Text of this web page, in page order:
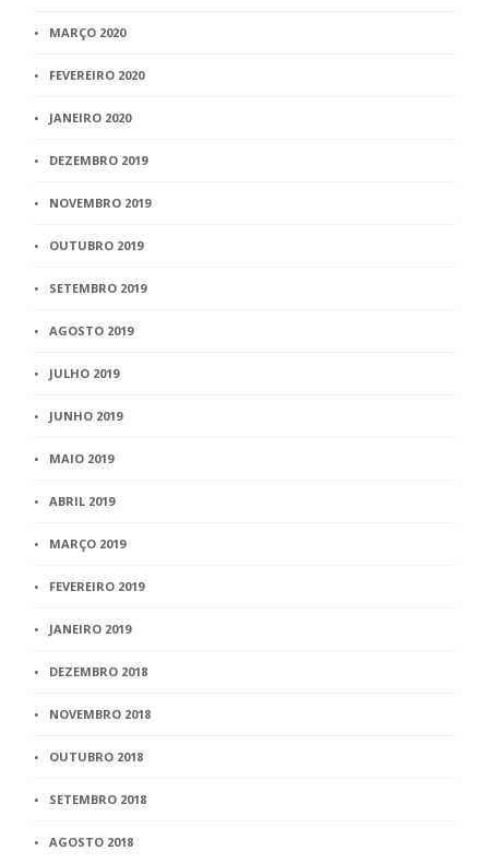
MARÇO 2020
FEVEREIRO 2020
JANEIRO 2020
DEZEMBRO 2019
NOVEMBRO 2019
OUTUBRO 2019
SETEMBRO 2019
AGOSTO 2019
JULHO 2019
JUNHO 2019
MAIO 2019
ABRIL 2019
MARÇO 2019
FEVEREIRO 2019
JANEIRO 2019
DEZEMBRO 2018
NOVEMBRO 2018
OUTUBRO 2018
SETEMBRO 2018
AGOSTO 2018